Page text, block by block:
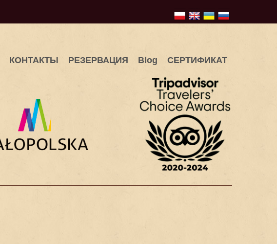
КОНТАКТЫ РЕЗЕРВАЦИЯ Blog СЕРТИФИКАТ